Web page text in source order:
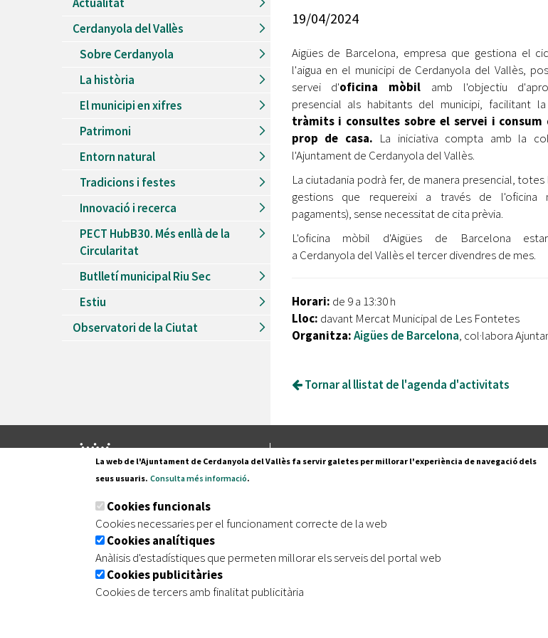
Recursos Humans
Del26/06/2026al30/08/2026
Patis oberts temporada d'estiu
Piscines d'estiu a Cerdanyola
Del01/06/2026al30/09/2026
Refugis climàtics a Cerdanyola
Jocs d'aigua del Parc Cordelles
Del01/07/2024al31/08/2026
Decorem! Conte 'La truita de nabius'
jove 2026
Cerdanyola opta a més de 5 milions d'euros
Barris per transformar les Fontetes, Quatre
l'entorn de l'avinguda Catalunya
El FIT presenta el cartell de la seva 16a edició i
tret de sortida al festival
L’Ajuntament reparteix ulleres gratuïtes per
l'eclipsi solar
Cerdanyola del Vallès
Sobre Cerdanyola
La història
El municipi en xifres
Patrimoni
Entorn natural
Tradicions i festes
Innovació i recerca
PECT HubB30. Més enllà de la
Circularitat
Butlletí municipal Riu Sec
Estiu
Observatori de la Ciutat
19/04/2024
Aigües de Barcelona, empresa que gestiona el
l'aigua en el municipi de Cerdanyola del Vallès,
servei d'oficina mòbil amb l'objectiu
presencial als habitants del municipi, facilitant la
tràmits i consultes sobre el servei i consum
prop de casa. La iniciativa compta amb la
l'Ajuntament de Cerdanyola del Vallès.
La ciutadania podrà fer, de manera presencial,
gestions que requereixi a través de l'oficina
pagaments), sense necessitat de cita prèvia.
L'oficina mòbil d'Aigües de Barcelona
a Cerdanyola del Vallès el tercer divendres de mes.
Horari: de 9 a 13:30 h
Lloc: davant Mercat Municipal de Les Fontetes
Organitza:Aigües de Barcelona, col·labora
Tornar al llistat de l'agenda d'activitats
Pl. Francesc Layret, s/n
Segueix-
| Avís legal | Protecció de dades
La web de l'Ajuntament de Cerdanyola del Vallès fa servir galetes per millorar l'experiència de navegació dels
seus usuaris. Consulta més informació.
Cookies funcionals
Cookies necessaries per el funcionament correcte de la web
Cookies analítiques
Anàlisis d'estadístiques que permeten millorar els serveis del portal web
Cookies publicitàries
Cookies de tercers amb finalitat publicitària